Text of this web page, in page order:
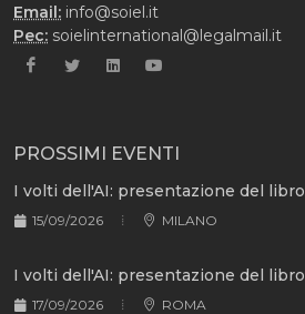
Email: info@soiel.it
Pec: soielinternational@legalmail.it
PROSSIMI EVENTI
I volti dell'AI: presentazione del libro
15/09/2026 MILANO
I volti dell'AI: presentazione del libro
17/09/2026 ROMA